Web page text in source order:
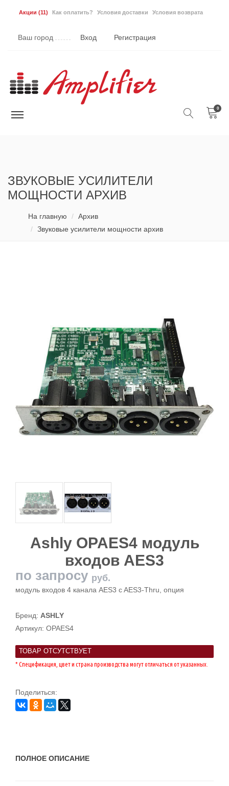
Акции (11) Как оплатить? Условия доставки Условия возврата
Ваш город Вход Регистрация
0
ЗВУКОВЫЕ УСИЛИТЕЛИ
МОЩНОСТИ АРХИВ
На главную
Архив
Звуковые усилители мощности архив
Ashly OPAES4 модуль
входов AES3
по запросу руб.
модуль входов 4 канала AES3 c AES3-Thru, опция
Бренд: ASHLY
Артикул: OPAES4
ТОВАР ОТСУТСТВУЕТ
* Спецификация, цвет и страна производства могут отличаться от указанных.
Поделиться:
ПОЛНОЕ ОПИСАНИЕ